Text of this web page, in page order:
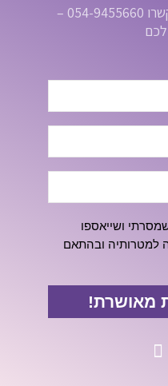
השאירו כאן פרטים או התקשרו 054-9455660 –
ושייאספו
למטרותיה ובהתאם
מאושרת!